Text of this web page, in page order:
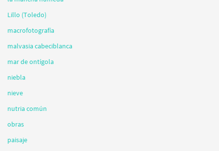
Lillo (Toledo)
macrofotografía
malvasia cabeciblanca
mar de ontígola
niebla
nieve
nutria común
obras
paisaje